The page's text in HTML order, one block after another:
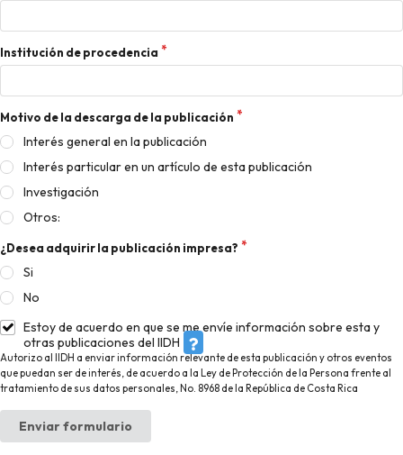
Institución de procedencia
Motivo de la descarga de la publicación
Interés general en la publicación
Interés particular en un artículo de esta publicación
Investigación
Otros:
¿Desea adquirir la publicación impresa?
Si
No
Estoy de acuerdo en que se me envíe información sobre esta y
otras publicaciones del IIDH
Autorizo al IIDH a enviar información relevante de esta publicación y otros eventos
que puedan ser de interés, de acuerdo a la Ley de Protección de la Persona frente al
tratamiento de sus datos personales, No. 8968 de la República de Costa Rica
Enviar formulario